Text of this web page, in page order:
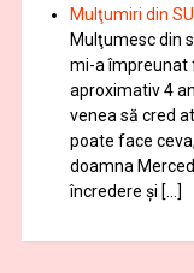
Mulţumiri din
Mulţumesc din
mi-a împreunat
aproximativ 4
venea să cred
poate face
doamna
încredere şi […]